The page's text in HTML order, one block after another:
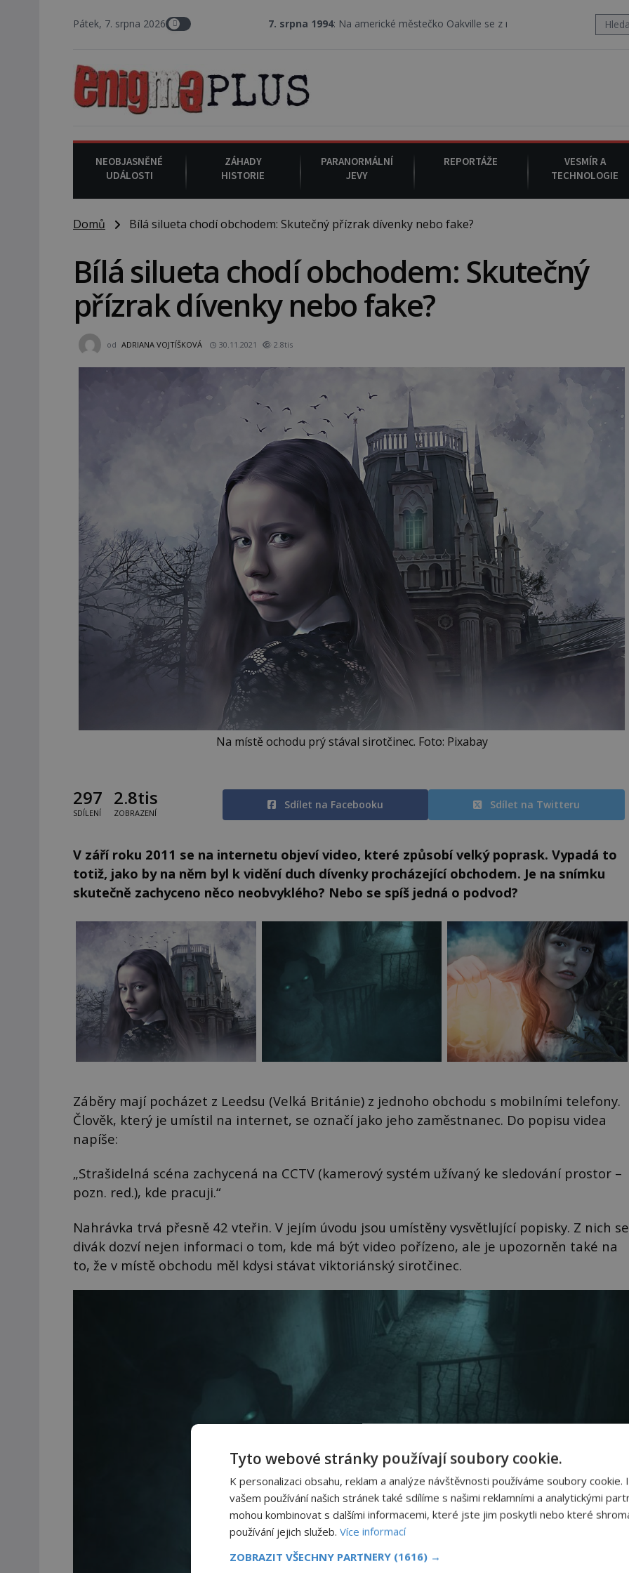
Pátek, 7. srpna 2026 : Na americké městečko Oakville se z nebe snáší podivná rosolovitá látka
NEOBJASNĚNÉ
UDÁLOSTI
ZÁHADY
HISTORIE
PARANORMÁLNÍ
JEVY
REPORTÁŽE
VESMÍR A
TECHNOLOGIE
Domů Bílá silueta chodí obchodem: Skutečný přízrak dívenky nebo fake?
Bílá silueta chodí obchodem: Skutečný
přízrak dívenky nebo fake?
od ADRIANA VOJTÍŠKOVÁ 30.11.2021 2.8tis
Na místě ochodu prý stával sirotčinec. Foto: Pixabay
297
SDÍLENÍ
2.8tis
ZOBRAZENÍ
Sdílet na Facebooku Sdílet na Twitteru
V září roku 2011 se na internetu objeví video, které způsobí velký poprask. Vypadá to
totiž, jako by na něm byl k vidění duch dívenky procházející obchodem. Je na snímku
skutečně zachyceno něco neobvyklého? Nebo se spíš jedná o podvod?
Záběry mají pocházet z Leedsu (Velká Británie) z jednoho obchodu s mobilními telefony.
Člověk, který je umístil na internet, se označí jako jeho zaměstnanec. Do popisu videa
napíše:
„Strašidelná scéna zachycená na CCTV (kamerový systém užívaný ke sledování prostor –
pozn. red.), kde pracuji.“
Nahrávka trvá přesně 42 vteřin. V jejím úvodu jsou umístěny vysvětlující popisky. Z nich se
divák dozví nejen informaci o tom, kde má být video pořízeno, ale je upozorněn také na
to, že v místě obchodu měl kdysi stávat viktoriánský sirotčinec.
Tyto webové stránky používají soubory cookie.
K personalizaci obsahu, reklam a analýze návštěvnosti používáme soubory cookie.
vašem používání našich stránek také sdílíme s našimi reklamními a analytickými
mohou kombinovat s dalšími informacemi, které jste jim poskytli nebo které
používání jejich služeb. Více informací
ZOBRAZIT VŠECHNY PARTNERY (1616) →